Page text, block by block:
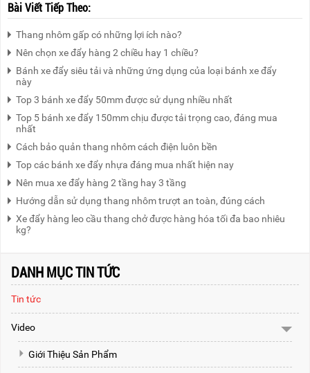
Bài Viết Tiếp Theo:
Thang nhôm gấp có những lợi ích nào?
Nên chọn xe đẩy hàng 2 chiều hay 1 chiều?
Bánh xe đẩy siêu tải và những ứng dụng của loại bánh xe đẩy
này
Top 3 bánh xe đẩy 50mm được sử dụng nhiều nhất
Top 5 bánh xe đẩy 150mm chịu được tải trọng cao, đáng mua
nhất
Cách bảo quản thang nhôm cách điện luôn bền
Top các bánh xe đẩy nhựa đáng mua nhất hiện nay
Nên mua xe đẩy hàng 2 tầng hay 3 tầng
Hướng dẫn sử dụng thang nhôm trượt an toàn, đúng cách
Xe đẩy hàng leo cầu thang chở được hàng hóa tối đa bao nhiêu
kg?
DANH MỤC TIN TỨC
Tin tức
Video
Giới Thiệu Sản Phẩm